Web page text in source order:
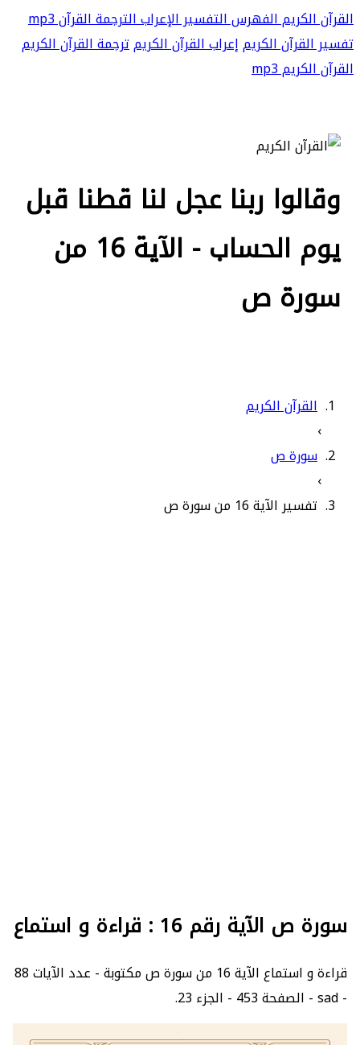
القرآن الكريمالفهرسالتفسيرالإعرابالترجمةالقرآن mp3
تفسير القرآن الكريمإعراب القرآن الكريمترجمة القرآن الكريم
القرآن الكريم mp3
وقالوا ربنا عجل لنا قطنا قبل
يوم الحساب - الآية 16 من
سورة ص
القرآن الكريم
›
سورة ص
›
تفسير الآية 16 من سورة ص
سورة ص الآية رقم 16 : قراءة و استماع
قراءة و استماع الآية 16 من سورة ص مكتوبة - عدد الآيات 88
- sad - الصفحة 453 - الجزء 23.